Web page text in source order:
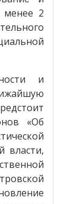
менее 2
и
«Об
власти,